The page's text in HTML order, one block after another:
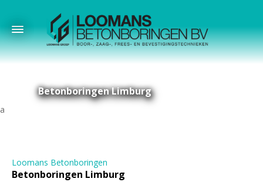
Betonboringen Limburg
Loomans Betonboringen
Betonboringen Limburg